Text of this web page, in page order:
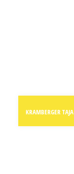
KRAMBERGER TAJA